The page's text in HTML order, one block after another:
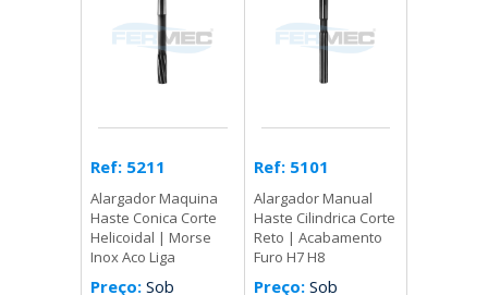
Ref: 5211
Alargador Maquina
Haste Conica Corte
Helicoidal | Morse
Inox Aco Liga
Preço: Sob
Ref: 5101
Alargador Manual
Haste Cilindrica Corte
Reto | Acabamento
Furo H7 H8
Preço:Sob